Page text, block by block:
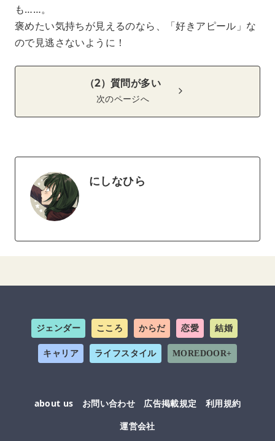
も……。
褒めたい気持ちが見えるのなら、「好きアピール」な
ので見逃さないように！
（2）質問が多い
次のページへ
にしなひら
ジェンダー こころ からだ 恋愛 結婚
キャリア ライフスタイル MOREDOOR+
about us お問い合わせ 広告掲載規定
利用規約
運営会社